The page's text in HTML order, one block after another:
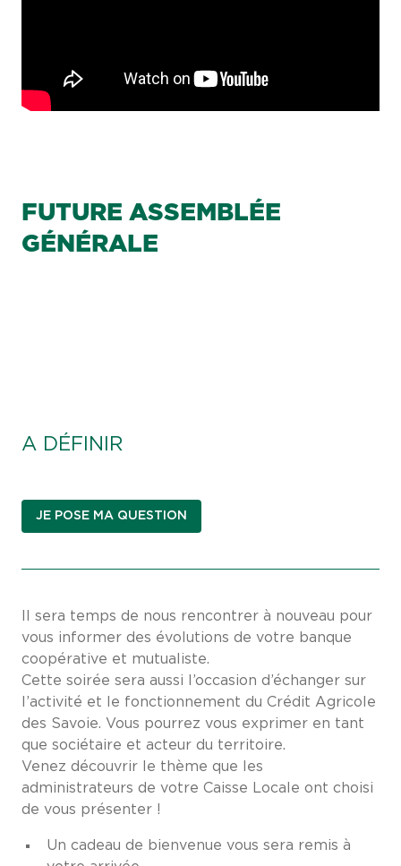
FUTURE ASSEMBLÉE
GÉNÉRALE
A DÉFINIR
JE POSE MA QUESTION
Il sera temps de nous rencontrer à nouveau pour
vous informer des évolutions de votre banque
coopérative et mutualiste.
Cette soirée sera aussi l’occasion d’échanger sur
l’activité et le fonctionnement du Crédit Agricole
des Savoie. Vous pourrez vous exprimer en tant
que sociétaire et acteur du territoire.
Venez découvrir le thème que les
administrateurs de votre Caisse Locale ont choisi
de vous présenter !
Un cadeau de bienvenue vous sera remis à